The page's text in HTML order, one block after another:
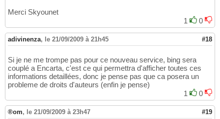
Merci Skyounet
1
0
adivinenza, le 21/09/2009 à 21h45 #18
Si je ne me trompe pas pour ce nouveau service, bing sera
couplé a Encarta, c'est ce qui permettra d'afficher toutes ces
informations detaillées, donc je pense pas que ca posera un
probleme de droits d'auteurs (enfin je pense)
1
0
®om, le 21/09/2009 à 23h47 #19